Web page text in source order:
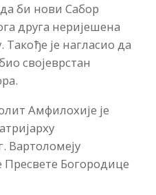
би нови Сабор
друга неријешена
је нагласио да
својеврстан
Амфилохије је
Вартоломеју
Пресвете Богородице